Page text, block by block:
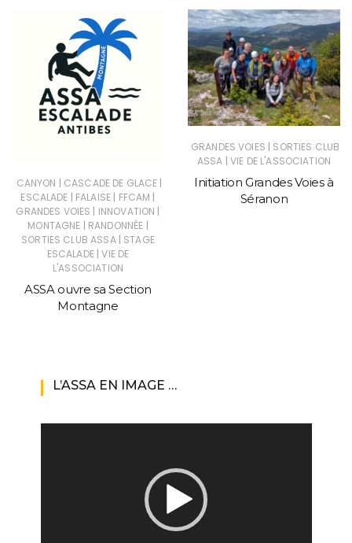
CANYON | CASCADE DE GLACE |
ESCALADE | FALAISE | FFCAM |
GRANDES VOIES | INNOVATION |
MONTAGNE | RANDONNÉE |
SORTIES CLUB ASSA | STAGE
ESCALADE | VIE DE
L'ASSOCIATION
ASSA ouvre sa Section
Montagne
GRANDES VOIES | SORTIES CLUB
ASSA | VIE DE L'ASSOCIATION
Initiation Grandes Voies à
Séranon
L’ASSA EN IMAGE …